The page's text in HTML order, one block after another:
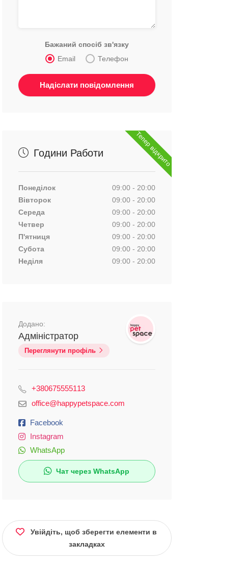
Бажаний спосіб зв'язку
Email
Телефон
Тепер відкрито
Години Работи
Понеділок
09:00 - 20:00
Вівторок
09:00 - 20:00
Середа
09:00 - 20:00
Четвер
09:00 - 20:00
П'ятниця
09:00 - 20:00
Субота
09:00 - 20:00
Неділя
09:00 - 20:00
Додано:
Адміністратор
Переглянути профіль
+380675555113
office@happypetspace.com
Facebook
Instagram
WhatsApp
Чат через WhatsApp
Увійдіть, щоб зберегти елементи в
закладках